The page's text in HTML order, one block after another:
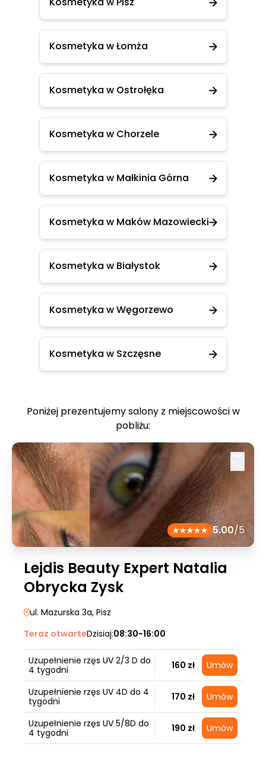
Kosmetyka w Łomża
Kosmetyka w Ostrołęka
Kosmetyka w Chorzele
Kosmetyka w Małkinia Górna
Kosmetyka w Maków Mazowiecki
Kosmetyka w Białystok
Kosmetyka w Węgorzewo
Kosmetyka w Szczęsne
Poniżej prezentujemy salony z miejscowości w
pobliżu:
5.00/5
Lejdis Beauty Expert Natalia
Obrycka Zysk
ul. Mazurska 3a, Pisz
Teraz otwarteDzisiaj:08:30-16:00
Uzupełnienie rzęs UV 2/3 D do
4 tygodni
160 zł Umów
Uzupełnienie rzęs UV 4D do 4
tygodni
170 zł Umów
Uzupełnienie rzęs UV 5/8D do
4 tygodni
190 zł Umów